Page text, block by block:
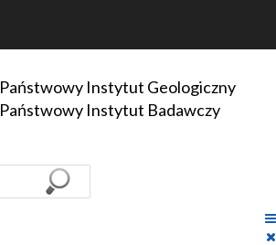
Państwowy Instytut Geologiczny
Państwowy Instytut Badawczy